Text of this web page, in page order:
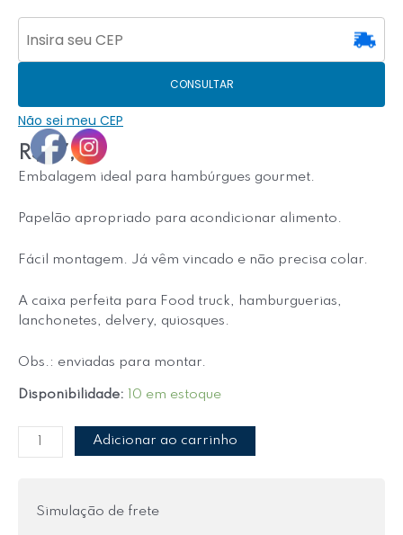
CONSULTAR
Não sei meu CEP
R$47,50
Embalagem ideal para hambúrgues gourmet.
Papelão apropriado para acondicionar alimento.
Fácil montagem. Já vêm vincado e não precisa colar.
A caixa perfeita para Food truck, hamburguerias,
lanchonetes, delvery, quiosques.
Obs.: enviadas para montar.
Disponibilidade: 10 em estoque
Adicionar ao carrinho
Simulação de frete